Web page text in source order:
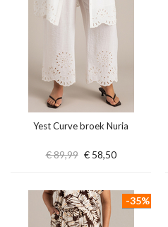
Yest Curve broek Nuria
€ 89,99 € 58,50
-35%